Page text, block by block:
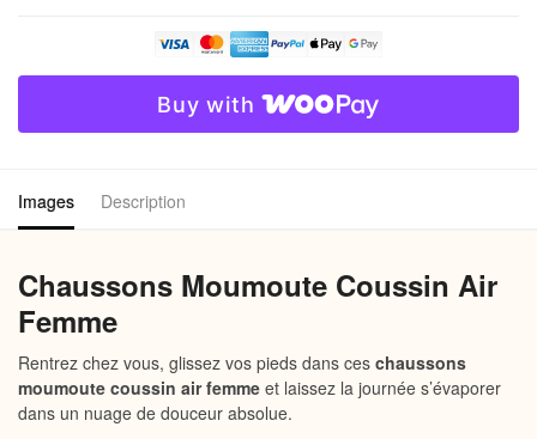
Air
Buy with
Images Description
Chaussons Moumoute Coussin Air
Femme
Rentrez chez vous, glissez vos pieds dans ces chaussons
moumoute coussin air femme et laissez la journée s’évaporer
dans un nuage de douceur absolue.